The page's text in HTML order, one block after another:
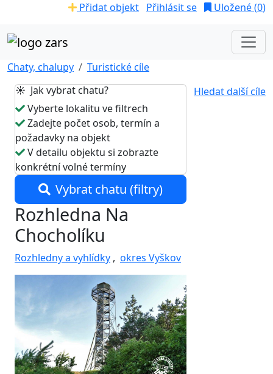
Přidat objekt Přihlásit se Uložené (0)
Chaty, chalupy
Turistické cíle
Hledat další cíle
☀️ Jak vybrat chatu?
Vyberte lokalitu ve filtrech
Zadejte počet osob, termín a
požadavky na objekt
V detailu objektu si zobrazte
konkrétní volné termíny
Vybrat chatu (filtry)
Rozhledna Na
Chocholíku
Rozhledny a vyhlídky , okres Vyškov